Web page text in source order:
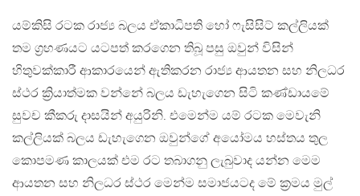
යම්කිසි රටක රාජ්‍ය බලය ඒකාධිපති හෝ ෆැසිසිට් කල්ලියක්
තම ග්‍රහණයට යටපත් කරගෙන තිබූ පසු ඔවුන් විසින්
හිතුවක්කාරී ආකාරයෙන් ඇතිකරන රාජ්‍ය ආයතන සහ නිලධර
ස්ථර ක්‍රියාත්මක වන්නේ බලය ඩැහැගෙන සිටි කණ්ඩායමේ
සුවච කීකරු දාසයින් අයුරිනි. එමෙන්ම යම් රටක මෙවැනි
කල්ලියක් බලය ඩැහැගෙන ඔවුන්ගේ අයෝමය හස්තය තුල
කොපමණ කාලයක් එම රට තබාගනු ලැබුවාද යන්න මෙම
ආයතන සහ නිලධර ස්ථර මෙන්ම සමාජයටද මේ ක්‍රමය මුල්